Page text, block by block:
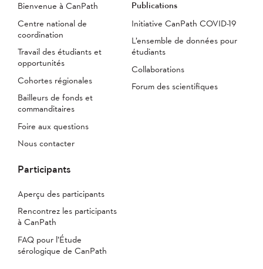
Bienvenue à CanPath
Centre national de
coordination
Travail des étudiants et
opportunités
Cohortes régionales
Bailleurs de fonds et
commanditaires
Foire aux questions
Nous contacter
Publications
Initiative CanPath COVID-19
L’ensemble de données pour
étudiants
Collaborations
Forum des scientifiques
Participants
Aperçu des participants
Rencontrez les participants
à CanPath
FAQ pour l’Étude
sérologique de CanPath